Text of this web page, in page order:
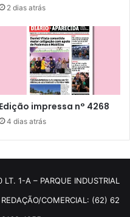
2 dias atrás
Edição impressa n° 4268
4 dias atrás
1-A – PARQUE INDUSTRIAL
COMERCIAL: (62) 62